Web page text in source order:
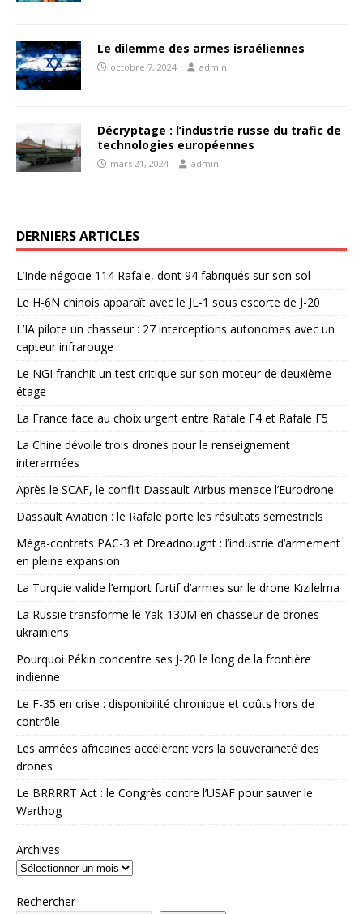
Le dilemme des armes israéliennes
octobre 7, 2024 admin
Décryptage : l’industrie russe du trafic de
technologies européennes
mars 21, 2024 admin
DERNIERS ARTICLES
L’Inde négocie 114 Rafale, dont 94 fabriqués sur son sol
Le H-6N chinois apparaît avec le JL-1 sous escorte de J-20
L’IA pilote un chasseur : 27 interceptions autonomes avec un
capteur infrarouge
Le NGI franchit un test critique sur son moteur de deuxième
étage
La France face au choix urgent entre Rafale F4 et Rafale F5
La Chine dévoile trois drones pour le renseignement
interarmées
Après le SCAF, le conflit Dassault-Airbus menace l’Eurodrone
Dassault Aviation : le Rafale porte les résultats semestriels
Méga-contrats PAC-3 et Dreadnought : l’industrie d’armement
en pleine expansion
La Turquie valide l’emport furtif d’armes sur le drone Kızılelma
La Russie transforme le Yak-130M en chasseur de drones
ukrainiens
Pourquoi Pékin concentre ses J-20 le long de la frontière
indienne
Le F-35 en crise : disponibilité chronique et coûts hors de
contrôle
Les armées africaines accélèrent vers la souveraineté des
drones
Le BRRRRT Act : le Congrès contre l’USAF pour sauver le
Warthog
Archives
Rechercher